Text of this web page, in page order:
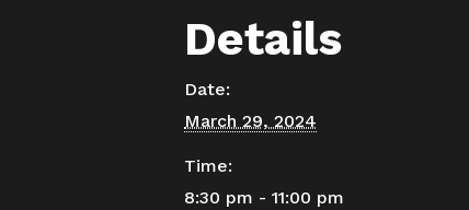
Details
Date:
March 29, 2024
Time:
8:30 pm - 11:00 pm